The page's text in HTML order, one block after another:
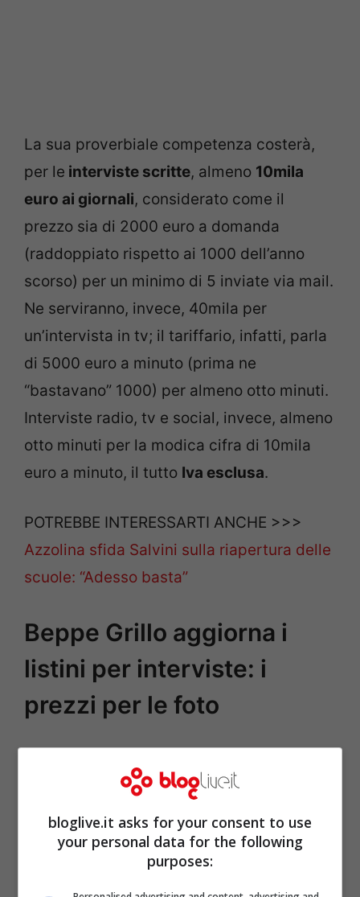
La sua proverbiale competenza costerà,
per le interviste scritte, almeno 10mila
euro ai giornali, considerato come il
prezzo sia di 2000 euro a domanda
(raddoppiato rispetto ai 1000 dell’anno
scorso) per un minimo di 5 inviate via mail.
Ne serviranno, invece, 40mila per
un’intervista in tv; il tariffario, infatti, parla
di 5000 euro a minuto (prima ne
“bastavano” 1000) per almeno otto minuti.
Interviste radio, tv e social, invece, almeno
otto minuti per la modica cifra di 10mila
euro a minuto, il tutto Iva esclusa.
POTREBBE INTERESSARTI ANCHE >>>
Azzolina sfida Salvini sulla riapertura delle
scuole: “Adesso basta”
Beppe Grillo aggiorna i
listini per interviste: i
prezzi per le foto
bloglive.it asks for your consent to use
your personal data for the following
purposes: